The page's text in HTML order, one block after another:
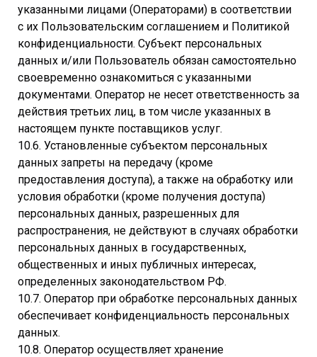
указанными лицами (Операторами) в соответствии
с их Пользовательским соглашением и Политикой
конфиденциальности. Субъект персональных
данных и/или Пользователь обязан самостоятельно
своевременно ознакомиться с указанными
документами. Оператор не несет ответственность за
действия третьих лиц, в том числе указанных в
настоящем пункте поставщиков услуг.
10.6. Установленные субъектом персональных
данных запреты на передачу (кроме
предоставления доступа), а также на обработку или
условия обработки (кроме получения доступа)
персональных данных, разрешенных для
распространения, не действуют в случаях обработки
персональных данных в государственных,
общественных и иных публичных интересах,
определенных законодательством РФ.
10.7. Оператор при обработке персональных данных
обеспечивает конфиденциальность персональных
данных.
10.8. Оператор осуществляет хранение